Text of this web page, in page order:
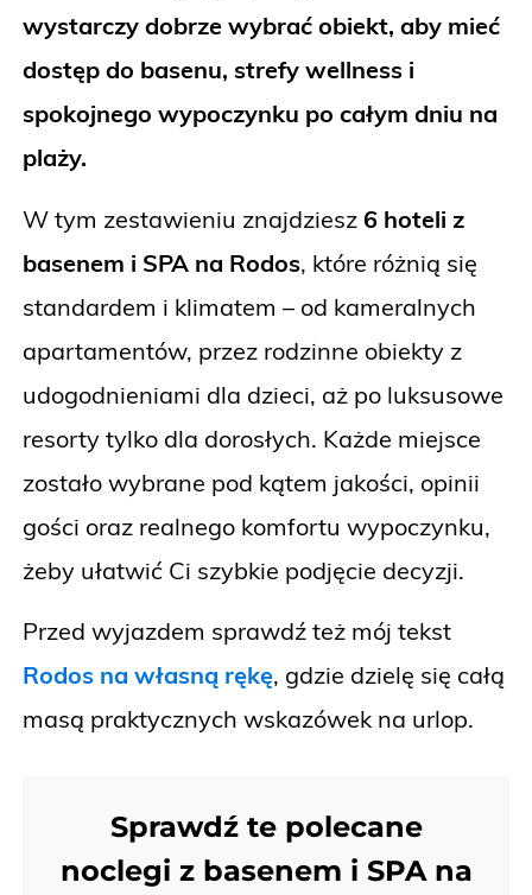
wystarczy dobrze wybrać obiekt, aby mieć
dostęp do basenu, strefy wellness i
spokojnego wypoczynku po całym dniu na
plaży.
W tym zestawieniu znajdziesz 6 hoteli z
basenem i SPA na Rodos, które różnią się
standardem i klimatem – od kameralnych
apartamentów, przez rodzinne obiekty z
udogodnieniami dla dzieci, aż po luksusowe
resorty tylko dla dorosłych. Każde miejsce
zostało wybrane pod kątem jakości, opinii
gości oraz realnego komfortu wypoczynku,
żeby ułatwić Ci szybkie podjęcie decyzji.
Przed wyjazdem sprawdź też mój tekst
Rodos na własną rękę, gdzie dzielę się całą
masą praktycznych wskazówek na urlop.
Sprawdź te polecane
noclegi z basenem i SPA na